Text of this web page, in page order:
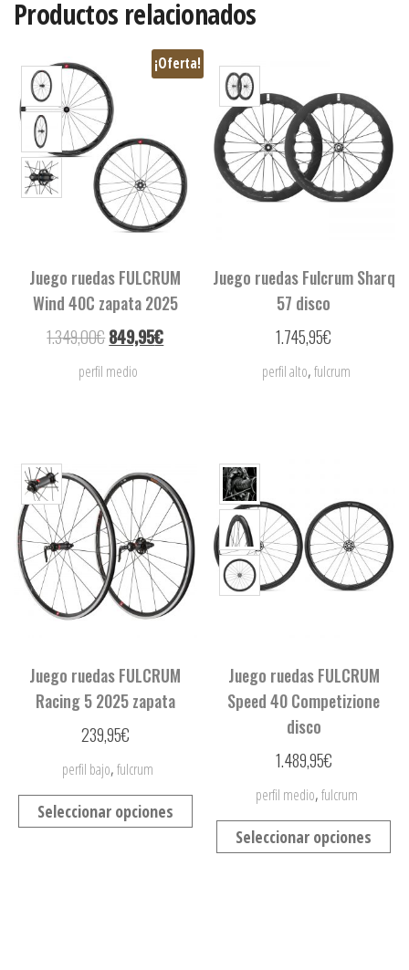
Productos relacionados
¡Oferta!
Juego ruedas FULCRUM
Wind 40C zapata 2025
1.349,00€849,95€
perfil medio
Juego ruedas Fulcrum Sharq
57 disco
1.745,95€
perfil alto,fulcrum
Juego ruedas FULCRUM
Racing 5 2025 zapata
239,95€
perfil bajo,fulcrum
Seleccionar opciones
Juego ruedas FULCRUM
Speed 40 Competizione
disco
1.489,95€
perfil medio,fulcrum
Seleccionar opciones